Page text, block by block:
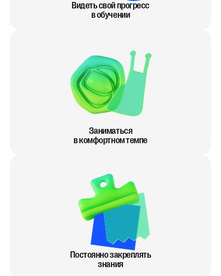
Видеть свой прогресс
в обучении
Заниматься
в комфортном темпе
Постоянно закреплять
знания